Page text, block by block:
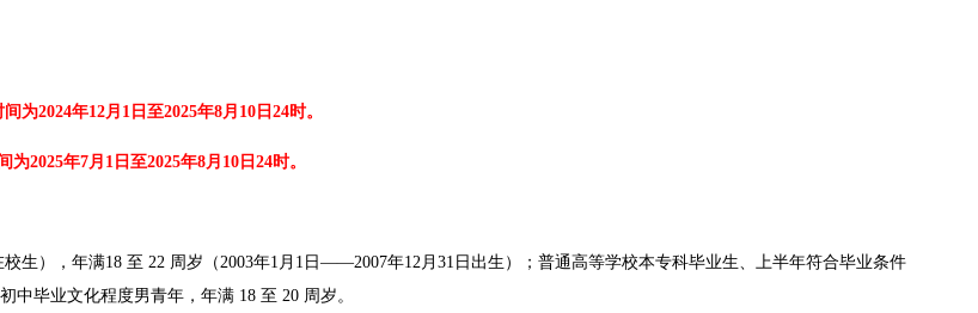
为2024年12月1日至2025年8月10日24时。
2025年7月1日至2025年8月10日24时。
生），年满18 至 22 周岁（2003年1月1日——2007年12月31日出生）；普通高等学校本专科毕业生、上半年符合毕业条件
中毕业文化程度男青年，年满 18 至 20 周岁。